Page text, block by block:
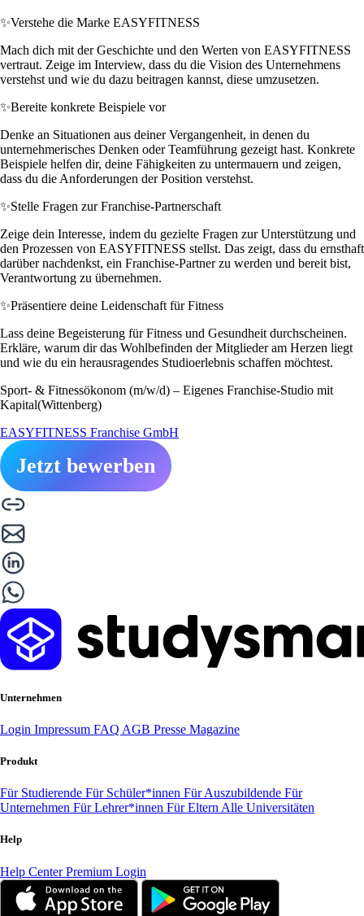
✨Verstehe die Marke EASYFITNESS
Mach dich mit der Geschichte und den Werten von EASYFITNESS
vertraut. Zeige im Interview, dass du die Vision des Unternehmens
verstehst und wie du dazu beitragen kannst, diese umzusetzen.
✨Bereite konkrete Beispiele vor
Denke an Situationen aus deiner Vergangenheit, in denen du
unternehmerisches Denken oder Teamführung gezeigt hast. Konkrete
Beispiele helfen dir, deine Fähigkeiten zu untermauern und zeigen,
dass du die Anforderungen der Position verstehst.
✨Stelle Fragen zur Franchise-Partnerschaft
Zeige dein Interesse, indem du gezielte Fragen zur Unterstützung und
den Prozessen von EASYFITNESS stellst. Das zeigt, dass du ernsthaft
darüber nachdenkst, ein Franchise-Partner zu werden und bereit bist,
Verantwortung zu übernehmen.
✨Präsentiere deine Leidenschaft für Fitness
Lass deine Begeisterung für Fitness und Gesundheit durchscheinen.
Erkläre, warum dir das Wohlbefinden der Mitglieder am Herzen liegt
und wie du ein herausragendes Studioerlebnis schaffen möchtest.
Sport- & Fitnessökonom (m/w/d) – Eigenes Franchise-Studio mit
Kapital(Wittenberg)
EASYFITNESS Franchise GmbH
Jetzt bewerben
Unternehmen
Login Impressum FAQ AGB Presse Magazine
Produkt
Für Studierende Für Schüler*innen Für Auszubildende Für
Unternehmen Für Lehrer*innen Für Eltern Alle Universitäten
Help
Help CenterPremium Login